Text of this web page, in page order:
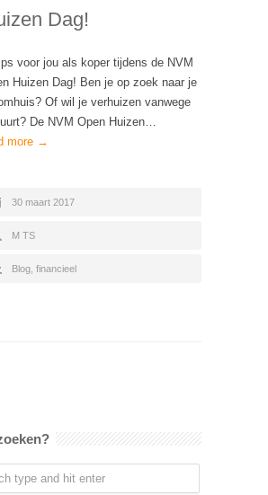
Dag!
voor jou als koper tijdens de NVM
Huizen Dag! Ben je op zoek naar je
Of wil je verhuizen vanwege
De NVM Open Huizen…
more →
30 maart 2017
M TS
Blog financieel